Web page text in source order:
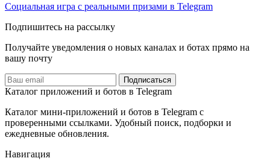
Социальная игра с реальными призами в Telegram
Подпишитесь на рассылку
Получайте уведомления о новых каналах и ботаx прямо на
вашу почту
Подписаться
Каталог приложений и ботов в Telegram
Каталог мини-приложений и ботов в Telegram с
проверенными ссылками. Удобный поиск, подборки и
ежедневные обновления.
Навигация